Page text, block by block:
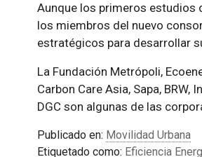
Aunque los primeros estudios
los miembros del nuevo
estratégicos para desarrollar
La Fundación Metrópoli,
Carbon Care Asia, Sapa,
DGC son algunas de las
Publicado en: Movilidad Urbana
Etiquetado como: Eficiencia